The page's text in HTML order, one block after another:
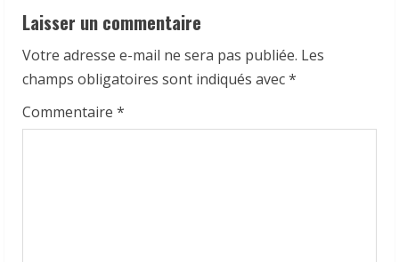
e
R
e
a
Laisser un commentaire
Votre adresse e-mail ne sera pas publiée. Les
champs obligatoires sont indiqués avec*
Commentaire *